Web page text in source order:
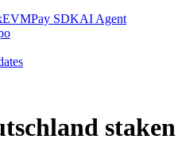
Pay SDKAI Agent
staken